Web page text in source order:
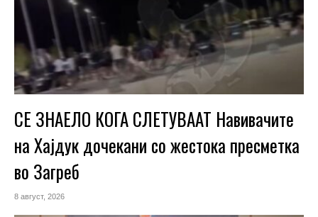
СЕ ЗНАЕЛО КОГА СЛЕТУВААТ Навивачите
на Хајдук дочекани со жестока пресметка
во Загреб
8 август, 2026